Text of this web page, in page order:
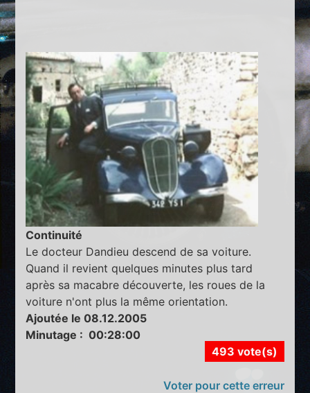
Continuité
Le docteur Dandieu descend de sa voiture.
Quand il revient quelques minutes plus tard
après sa macabre découverte, les roues de la
voiture n'ont plus la même orientation.
Ajoutée le 08.12.2005
Minutage : 00:28:00
493 vote(s)
Voter pour cette erreur